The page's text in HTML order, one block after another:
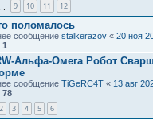
9 10 11 12
поломалось
сообщение stalkerazov « 20 ноя
1
Альфа-Омега Робот
сообщение TiGeRC4T « 13 авг
78
2 3 4 5 6